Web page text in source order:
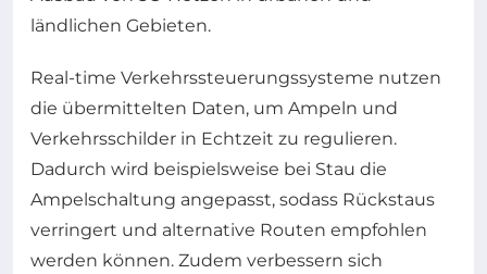
ländlichen Gebieten.
Real-time Verkehrssteuerungssysteme nutzen
die übermittelten Daten, um Ampeln und
Verkehrsschilder in Echtzeit zu regulieren.
Dadurch wird beispielsweise bei Stau die
Ampelschaltung angepasst, sodass Rückstaus
verringert und alternative Routen empfohlen
werden können. Zudem verbessern sich